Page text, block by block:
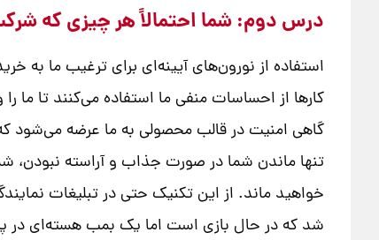
درس دوم: شما احتمالاً هر چیزی که
استفاده از نورون‌های آیینه‌ای برای ترغیب ما به
کارها از احساسات منفی ما استفاده می‌کنند تا
گاهی امنیت در قالب محصولی به ما عرضه می‌شود
تنها ماندن شما در صورت جذاب و آراسته نبودن،
خواهید ماند. از این تکنیک حتی در تبلیغات
شد که در حال بازی است اما یک بمب هسته‌ای در